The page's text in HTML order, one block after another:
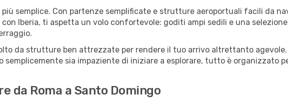
più semplice. Con partenze semplificate e strutture aeroportuali facili da
Iberia, ti aspetta un volo confortevole: goditi ampi sedili e una
da strutture ben attrezzate per rendere il tuo arrivo altrettanto
semplicemente sia impaziente di iniziare a esplorare, tutto è organizzato
da Roma a Santo Domingo